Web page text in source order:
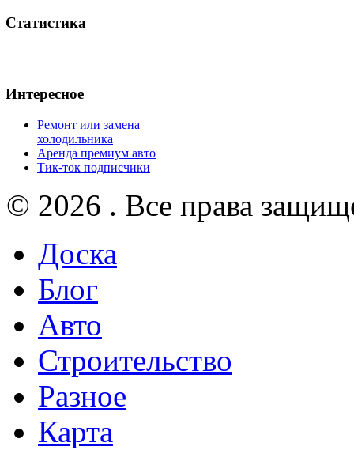
Статистика
Интересное
Ремонт или замена
холодильника
Аренда премиум авто
Тик-ток подписчики
© 2026 . Все права
Доска
Блог
Авто
Строительство
Разное
Карта